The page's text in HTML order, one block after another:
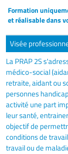
Formation
et réalisable dans
Visée
La PRAP 2S
médico-social
retraite, aidant ou
personnes
activité une part
leur santé,
objectif de
conditions de
travail ou de